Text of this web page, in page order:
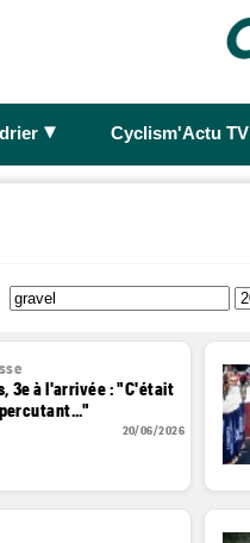
► Cyclism'Actu TV
3e à l'arrivée : "C'était
20/06/2026